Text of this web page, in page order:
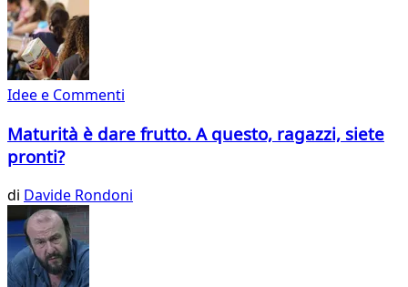
Idee e Commenti
Maturità è dare frutto. A questo, ragazzi, siete
pronti?
di Davide Rondoni